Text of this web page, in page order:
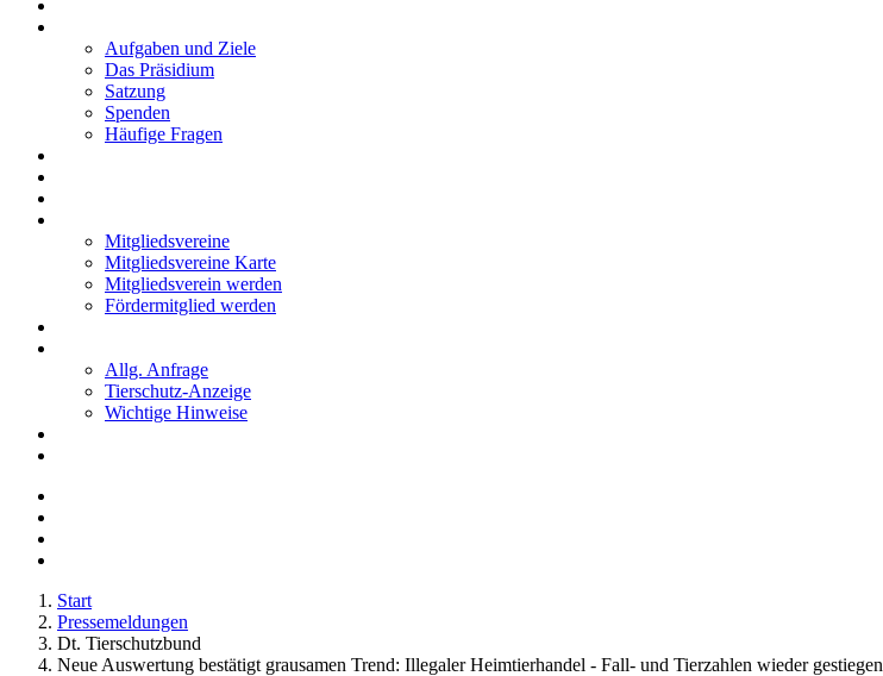
Aufgaben und Ziele
Das Präsidium
Satzung
Spenden
Häufige Fragen
Mitgliedsvereine
Mitgliedsvereine Karte
Mitgliedsverein werden
Fördermitglied werden
Allg. Anfrage
Tierschutz-Anzeige
Wichtige Hinweise
Start
Pressemeldungen
Dt. Tierschutzbund
Neue Auswertung bestätigt grausamen Trend: Illegaler Heimtierhandel - Fall- und Tierzahlen wieder gestiegen